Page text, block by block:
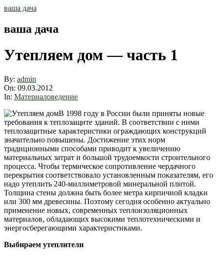
Skip
ваша дача
ваша дача
Утепляем дом — часть 1
By: admin
On: 09.03.2012
In: Материаловедение
В 1998 году в России были приняты новые
требования к теплозащите зданий. В соответствии с ними
теплозащитные характеристики ограждающих конструкций
значительно повышены. Достижение этих норм
традиционными способами приводит к увеличению
материальных затрат и большой трудоемкости строительного
процесса. Чтобы термическое сопротивление чердачного
перекрытия соответствовало установленным показателям, его
надо утеплить 240-миллиметровой минеральной плитой.
Толщина стены должна быть более метра кирпичной кладки
или 300 мм древесины. Поэтому сегодня особенно актуально
применение новых, современных теплоизоляционных
материалов, обладающих высокими теплотехническими и
энергосберегающими характеристиками.
Выбираем утеплители